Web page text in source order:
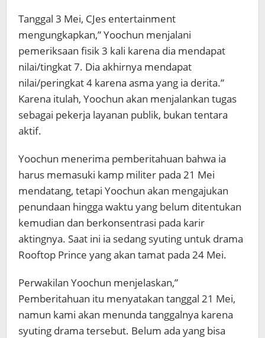
Tanggal 3 Mei, CJes entertainment
mengungkapkan,” Yoochun menjalani
pemeriksaan fisik 3 kali karena dia mendapat
nilai/tingkat 7. Dia akhirnya mendapat
nilai/peringkat 4 karena asma yang ia derita.”
Karena itulah, Yoochun akan menjalankan tugas
sebagai pekerja layanan publik, bukan tentara
aktif.
Yoochun menerima pemberitahuan bahwa ia
harus memasuki kamp militer pada 21 Mei
mendatang, tetapi Yoochun akan mengajukan
penundaan hingga waktu yang belum ditentukan
kemudian dan berkonsentrasi pada karir
aktingnya. Saat ini ia sedang syuting untuk drama
Rooftop Prince yang akan tamat pada 24 Mei.
Perwakilan Yoochun menjelaskan,”
Pemberitahuan itu menyatakan tanggal 21 Mei,
namun kami akan menunda tanggalnya karena
syuting drama tersebut. Belum ada yang bisa